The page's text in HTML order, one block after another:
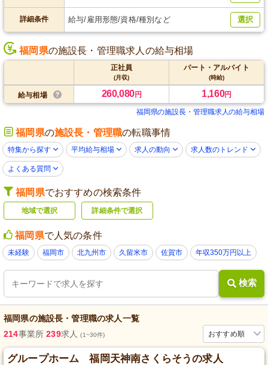
詳細条件 給与/雇用形態/資格/種別など 選択
福岡県の施設長・管理職求人の給与相場
正社員
(月収)
パート・アルバイト
(時給)
給与相場 260,080円 1,160円
福岡県の施設長・管理職求人の給与相場
福岡県の施設長・管理職の転職事情
特集から探す 平均給与相場 求人の動向 求人数のトレンド
よくある質問
福岡県でおすすめの検索条件
地域で選択 詳細条件で選択
福岡県で人気の条件
未経験 福岡市 北九州市 久留米市 佐賀市 年収350万円以上
検索
福岡県の施設長・管理職の求人一覧
おすすめ順
214事業所 239求人(1~30件)
グループホーム 福岡天神南さくらそうの求人